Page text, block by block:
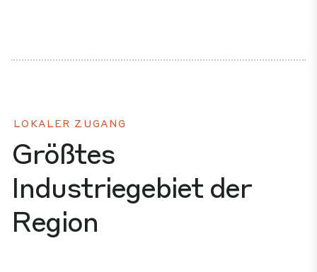
LOKALER ZUGANG
Größtes
Industriegebiet der
Region